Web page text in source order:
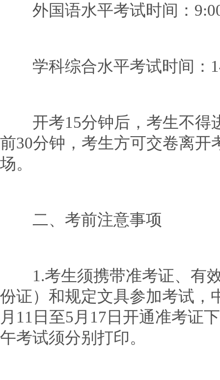
外国语水平考试时间：
学科综合水平考试时间：
开考15分钟后，考生不得
前30分钟，考生方可交卷离
场。
二、考前注意事项
1.考生须携带准考证、有效
份证）和规定文具参加考试，
月11日至5月17日开通准考证
午考试须分别打印。